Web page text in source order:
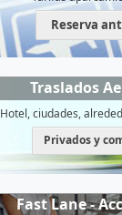
Reserva
Traslados
Hotel, ciudades,
Privados y
Fast Lane -